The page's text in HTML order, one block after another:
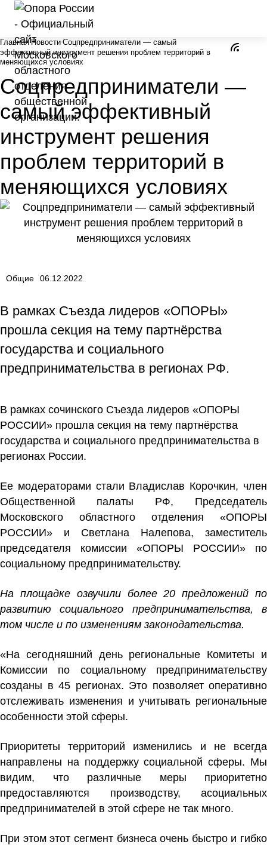
Главная Новости Соцпредприниматели — самый
эффективный инструмент решения проблем территорий в
меняющихся условиях
Соцпредприниматели —
самый эффективный
инструмент решения
проблем территорий в
меняющихся условиях
Общие 06.12.2022
В рамках Съезда лидеров «ОПОРЫ»
прошла секция на тему партнёрства
государства и социального
предпринимательства в регионах РФ.
В рамках сочинского Съезда лидеров «ОПОРЫ
РОССИИ» прошла секция на тему партнёрства
государства и социального предпринимательства в
регионах России.
Ее модераторами стали Владислав Корочкин, член
Общественной палаты РФ, Председатель
Московского областного отделения «ОПОРЫ
РОССИИ» и Светлана Налепова, заместитель
председателя комиссии «ОПОРЫ РОССИИ» по
социальному предпринимательству.
На площадке озвучили более 20 предложений по
развитию социального предпринимательства, в
том числе и по изменениям законодательства.
«На сегодняшний день региональные Комитеты и
Комиссии по социальному предпринимательству
созданы в 45 регионах. Это позволяет оперативно
отслеживать изменения и учитывать региональные
особенности этой сферы.
Приоритеты территорий изменились и не всегда
направлены на поддержку социальной сферы. Мы
видим, что различные меры приоритетно
предоставляются производству, асоциальных
предпринимателей в этой сфере не так много.
При этом этот сегмент бизнеса очень быстро и гибко